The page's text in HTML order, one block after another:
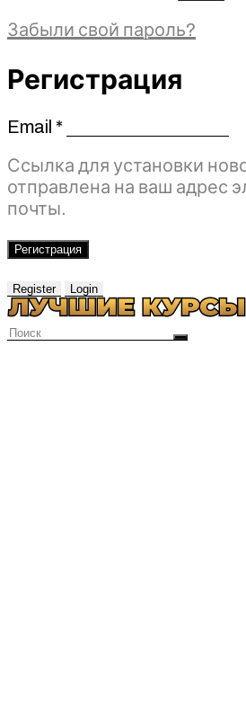
Забыли свой пароль?
Регистрация
Email *Обязательно
Ссылка для установки
отправлена ​​на ваш адрес
почты.
Регистрация
Register Login